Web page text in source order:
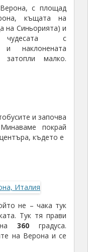
с площад
къщата на
на Синьорията) и
с
и наклонената
малко.
и започва
покрай
където е
не – чака тук
Тук тя прави
на360 градуса.
на Верона и се